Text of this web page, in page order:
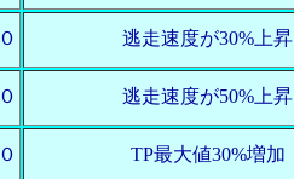
０ 逃走速度が30%上昇
０ 逃走速度が50%上昇
０ TP最大値30%増加